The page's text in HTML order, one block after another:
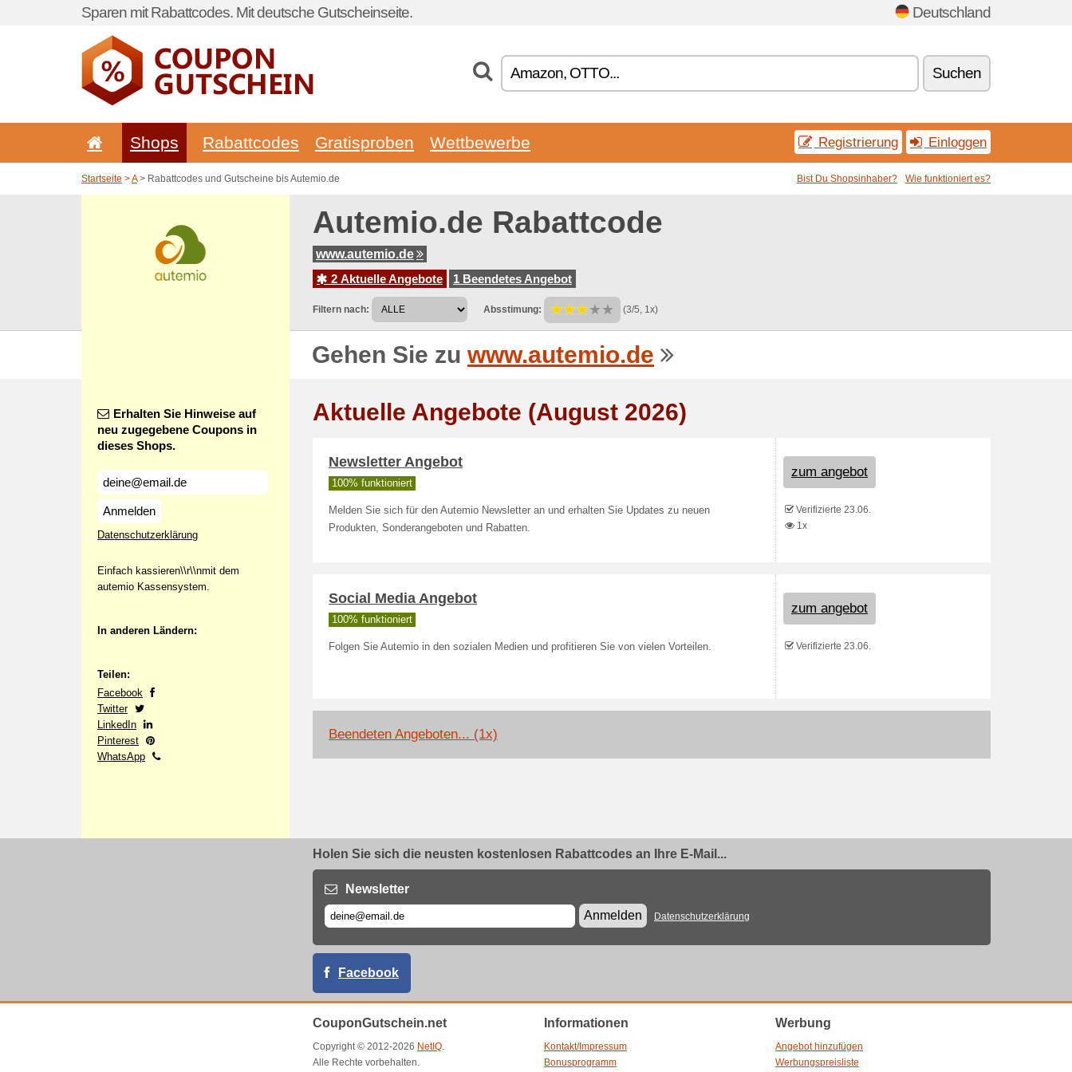
Sparen mit Rabattcodes. Mit deutsche Gutscheinseite. Deutschland
Suchen
Shops Rabattcodes Gratisproben Wettbewerbe Registrierung Einloggen
Startseite >A> Rabattcodes und Gutscheine bis Autemio.de Bist Du Shopsinhaber? Wie funktioniert es?
Autemio.de Rabattcode
www.autemio.de
2 Aktuelle Angebote
1 Beendetes Angebot
Filtern nach: Absstimung: (3/5, 1x)
Gehen Sie zu www.autemio.de
Erhalten Sie Hinweise auf
neu zugegebene Coupons in
dieses Shops.
Anmelden
Datenschutzerklärung
Einfach kassieren\\r\\nmit dem
autemio Kassensystem.
In anderen Ländern:
Teilen:
Facebook
Twitter
LinkedIn
Pinterest
WhatsApp
Aktuelle Angebote (August 2026)
Newsletter Angebot
100% funktioniert
Melden Sie sich für den Autemio Newsletter an und erhalten Sie Updates zu neuen
Produkten, Sonderangeboten und Rabatten.
zum angebot
Verifizierte 23.06.
1x
Social Media Angebot
100% funktioniert
Folgen Sie Autemio in den sozialen Medien und profitieren Sie von vielen Vorteilen.
zum angebot
Verifizierte 23.06.
Beendeten Angeboten... (1x)
Holen Sie sich die neusten kostenlosen Rabattcodes an Ihre E-Mail...
Newsletter
Anmelden
Datenschutzerklärung
Facebook
CouponGutschein.net
Copyright © 2012-2026 NetIQ.
Alle Rechte vorbehalten.
Informationen
Kontakt/Impressum
Bonusprogramm
Werbung
Angebot hinzufügen
Werbungspreisliste